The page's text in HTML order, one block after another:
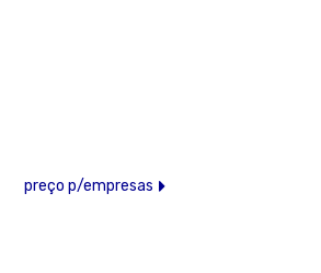
preço p/empresas